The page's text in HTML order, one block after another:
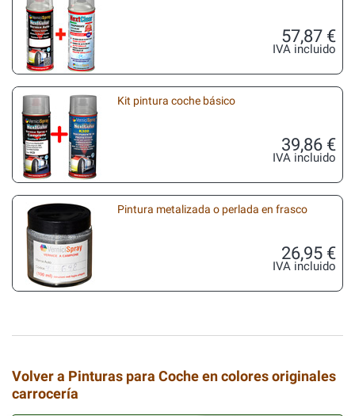
57,87 €
IVA incluido
Kit pintura coche básico
39,86 €
IVA incluido
Pintura metalizada o perlada en frasco
26,95 €
IVA incluido
Volver a Pinturas para Coche en colores originales
carrocería